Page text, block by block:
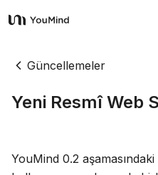
YouMind
Genel Bakış
Kullanım Senaryoları
Beceriler
Güncellemeler
Yeni Resmî Web
YouMind 0.2